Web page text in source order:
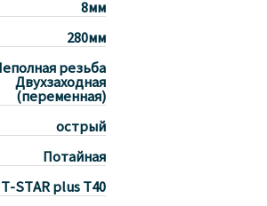
8мм
280мм
резьба
Двухзаходная
(переменная)
острый
Потайная
T-STAR plus T40